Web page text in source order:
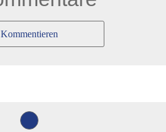
Kommentieren